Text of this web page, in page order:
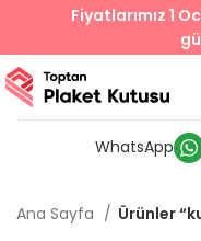
WhatsApp
Ana Sayfa Ürünler
Fiyatlarımız 1